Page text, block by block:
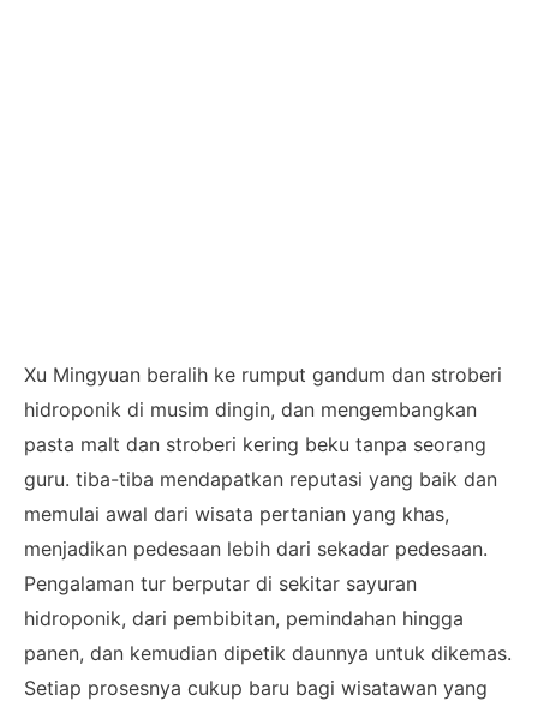
Xu Mingyuan beralih ke rumput gandum dan stroberi
hidroponik di musim dingin, dan mengembangkan
pasta malt dan stroberi kering beku tanpa seorang
guru. tiba-tiba mendapatkan reputasi yang baik dan
memulai awal dari wisata pertanian yang khas,
menjadikan pedesaan lebih dari sekadar pedesaan.
Pengalaman tur berputar di sekitar sayuran
hidroponik, dari pembibitan, pemindahan hingga
panen, dan kemudian dipetik daunnya untuk dikemas.
Setiap prosesnya cukup baru bagi wisatawan yang